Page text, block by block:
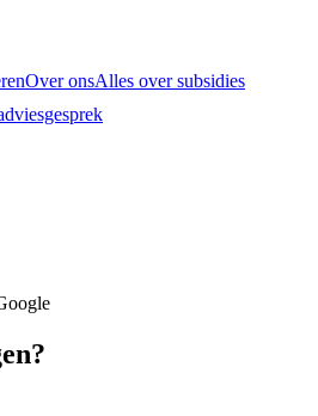
Over onsAlles over subsidies